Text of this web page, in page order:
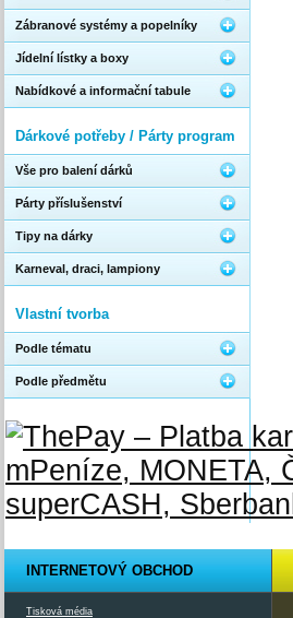
Zábranové systémy a popelníky
Jídelní lístky a boxy
Nabídkové a informační tabule
Dárkové potřeby / Párty program
Vše pro balení dárků
Párty příslušenství
Tipy na dárky
Karneval, draci, lampiony
Vlastní tvorba
Podle tématu
Podle předmětu
INTERNETOVÝ OBCHOD
Tisková média